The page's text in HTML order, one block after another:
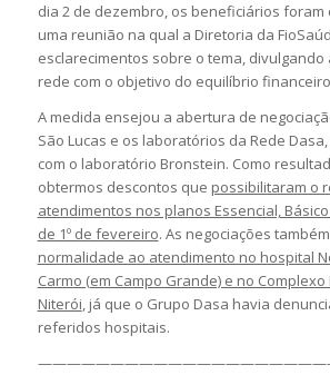
dia 2 de dezembro, os beneficiários
uma reunião na qual a Diretoria da
esclarecimentos sobre o tema,
rede com o objetivo do equilíbrio
A medida ensejou a abertura de
São Lucas e os laboratórios da Rede
com o laboratório Bronstein. Como
obtermos descontos que possibilitaram o
atendimentos nos planos Essencial,
de 1º de fevereiro. As negociações
normalidade ao atendimento no hospital
Carmo (em Campo Grande) e no
Niterói, já que o Grupo Dasa havia
referidos hospitais.